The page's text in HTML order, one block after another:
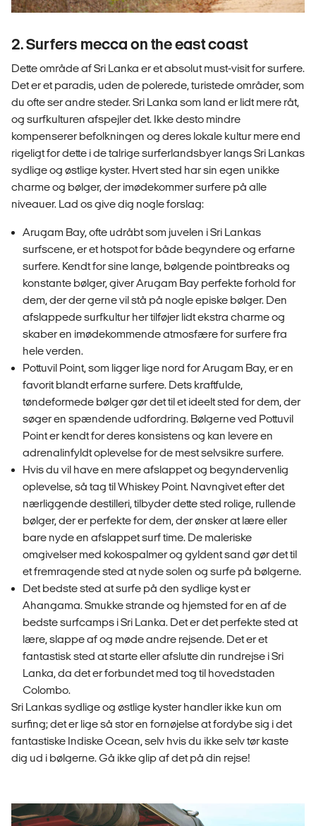
2. Surfers mecca on the east coast
Dette område af Sri Lanka er et absolut must-visit for surfere.
Det er et paradis, uden de polerede, turistede områder, som
du ofte ser andre steder. Sri Lanka som land er lidt mere råt,
og surfkulturen afspejler det. Ikke desto mindre
kompenserer befolkningen og deres lokale kultur mere end
rigeligt for dette i de talrige surferlandsbyer langs Sri Lankas
sydlige og østlige kyster. Hvert sted har sin egen unikke
charme og bølger, der imødekommer surfere på alle
niveauer. Lad os give dig nogle forslag:
Arugam Bay, ofte udråbt som juvelen i Sri Lankas
surfscene, er et hotspot for både begyndere og erfarne
surfere. Kendt for sine lange, bølgende pointbreaks og
konstante bølger, giver Arugam Bay perfekte forhold for
dem, der der gerne vil stå på nogle episke bølger. Den
afslappede surfkultur her tilføjer lidt ekstra charme og
skaber en imødekommende atmosfære for surfere fra
hele verden.
Pottuvil Point, som ligger lige nord for Arugam Bay, er en
favorit blandt erfarne surfere. Dets kraftfulde,
tøndeformede bølger gør det til et ideelt sted for dem, der
søger en spændende udfordring. Bølgerne ved Pottuvil
Point er kendt for deres konsistens og kan levere en
adrenalinfyldt oplevelse for de mest selvsikre surfere.
Hvis du vil have en mere afslappet og begyndervenlig
oplevelse, så tag til Whiskey Point. Navngivet efter det
nærliggende destilleri, tilbyder dette sted rolige, rullende
bølger, der er perfekte for dem, der ønsker at lære eller
bare nyde en afslappet surf time. De maleriske
omgivelser med kokospalmer og gyldent sand gør det til
et fremragende sted at nyde solen og surfe på bølgerne.
Det bedste sted at surfe på den sydlige kyst er
Ahangama. Smukke strande og hjemsted for en af de
bedste surfcamps i Sri Lanka. Det er det perfekte sted at
lære, slappe af og møde andre rejsende. Det er et
fantastisk sted at starte eller afslutte din rundrejse i Sri
Lanka, da det er forbundet med tog til hovedstaden
Colombo.
Sri Lankas sydlige og østlige kyster handler ikke kun om
surfing; det er lige så stor en fornøjelse at fordybe sig i det
fantastiske Indiske Ocean, selv hvis du ikke selv tør kaste
dig ud i bølgerne. Gå ikke glip af det på din rejse!